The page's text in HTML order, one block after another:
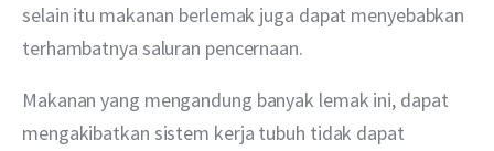
selain itu makanan berlemak juga dapat menyebabkan
terhambatnya saluran pencernaan.
Makanan yang mengandung banyak lemak ini, dapat
mengakibatkan sistem kerja tubuh tidak dapat